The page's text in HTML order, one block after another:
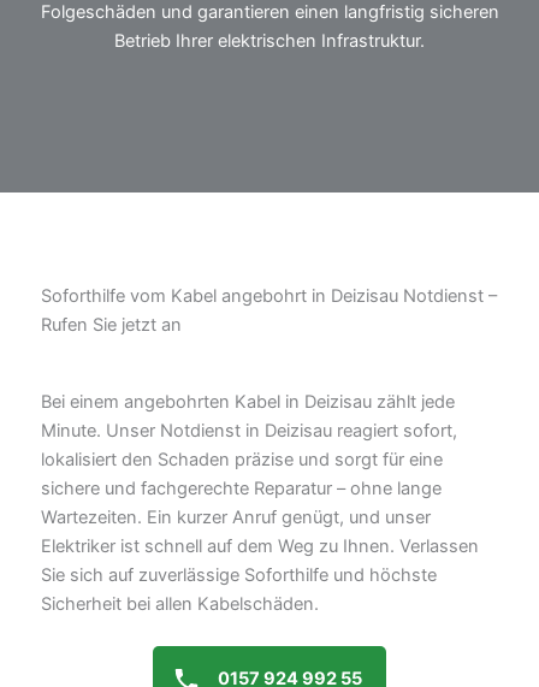
Folgeschäden und garantieren einen langfristig sicheren
Betrieb Ihrer elektrischen Infrastruktur.
Soforthilfe vom Kabel angebohrt in Deizisau Notdienst –
Rufen Sie jetzt an
Bei einem angebohrten Kabel in Deizisau zählt jede
Minute. Unser Notdienst in Deizisau reagiert sofort,
lokalisiert den Schaden präzise und sorgt für eine
sichere und fachgerechte Reparatur – ohne lange
Wartezeiten. Ein kurzer Anruf genügt, und unser
Elektriker ist schnell auf dem Weg zu Ihnen. Verlassen
Sie sich auf zuverlässige Soforthilfe und höchste
Sicherheit bei allen Kabelschäden.
0157 924 992 55